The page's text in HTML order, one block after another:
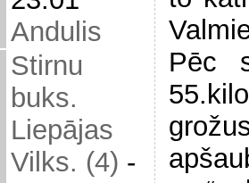
Andulis
Stirnu
buks.
Liepājas
Vilks. (4) -
Pēc